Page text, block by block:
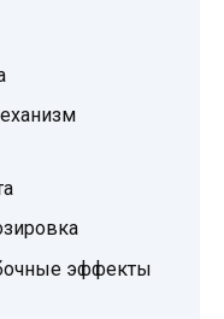
эффекты